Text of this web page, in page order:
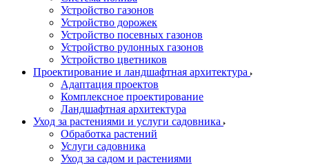
Устройство газонов
Устройство дорожек
Устройство посевных газонов
Устройство рулонных газонов
Устройство цветников
Проектирование и ландшафтная архитектура
Адаптация проектов
Комплексное проектирование
Ландшафтная архитектура
Уход за растениями и услуги садовника
Обработка растений
Услуги садовника
Уход за садом и растениями